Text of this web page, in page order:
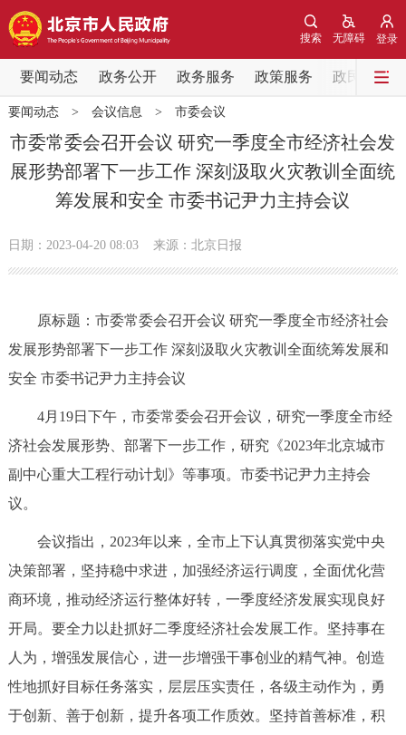
登录
无障碍
搜索
要闻动态 政务公开 政务服务 政策服务 政民互动
要闻动态
党中央精神 国务院信息
北京要闻 会议信息 部门动态
政务公开
市领导 机构职能 政策服务
政策兑现 政策解读
专题公开
政务服务
便民服务 利企服务 投资项目
中介服务 阳光政务
12345网上接诉即办 我要咨询 我要建议
要闻动态> 会议信息 > 市委会议
市委常委会召开会议 研究一季度全市经济社会发
展形势部署下一步工作 深刻汲取火灾教训全面统
筹发展和安全 市委书记尹力主持会议
日期：2023-04-20 08:03 来源：北京日报
原标题：市委常委会召开会议 研究一季度全市经济社会
发展形势部署下一步工作 深刻汲取火灾教训全面统筹发展和
安全 市委书记尹力主持会议
4月19日下午，市委常委会召开会议，研究一季度全市经
济社会发展形势、部署下一步工作，研究《2023年北京城市
副中心重大工程行动计划》等事项。市委书记尹力主持会
议。
会议指出，2023年以来，全市上下认真贯彻落实党中央
决策部署，坚持稳中求进，加强经济运行调度，全面优化营
商环境，推动经济运行整体好转，一季度经济发展实现良好
开局。要全力以赴抓好二季度经济社会发展工作。坚持事在
人为，增强发展信心，进一步增强干事创业的精气神。创造
性地抓好目标任务落实，层层压实责任，各级主动作为，勇
于创新、善于创新，提升各项工作质效。坚持首善标准，积